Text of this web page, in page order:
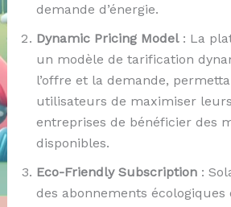
demande d’énergie.
Dynamic Pricing Model: La
un modèle de tarification
l’offre et la demande,
utilisateurs de maximiser
entreprises de bénéficier des
disponibles.
Eco-Friendly Subscription:
des abonnements